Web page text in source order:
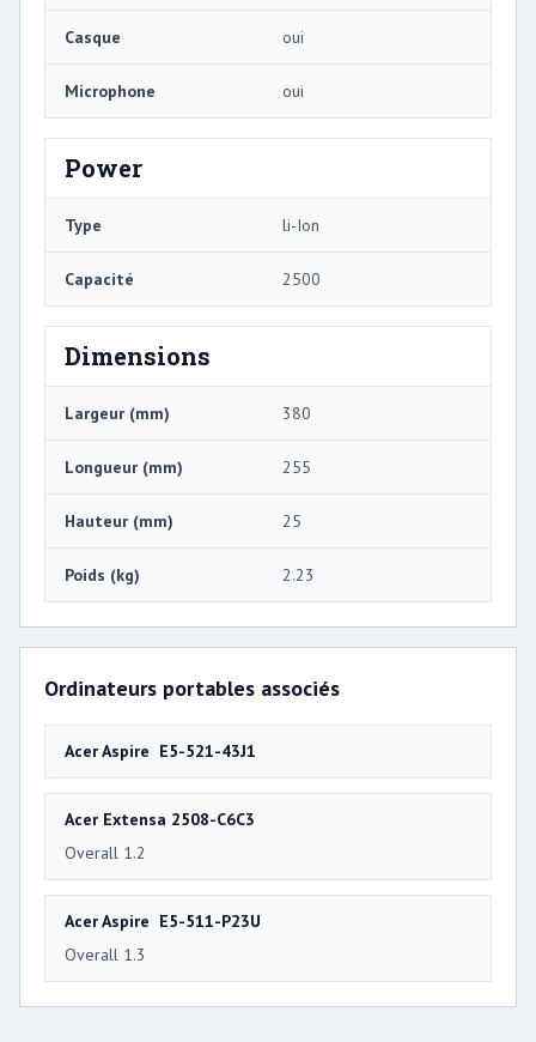
Casque oui
Microphone oui
Power
Type li-Ion
Capacité 2500
Dimensions
Largeur (mm) 380
Longueur (mm) 255
Hauteur (mm) 25
Poids (kg) 2.23
Ordinateurs portables associés
Acer Aspire E5-521-43J1
Acer Extensa 2508-C6C3
Overall 1.2
Acer Aspire E5-511-P23U
Overall 1.3